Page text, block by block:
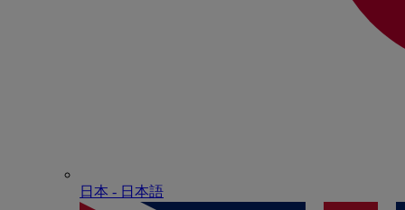
日本 - ⽇本語